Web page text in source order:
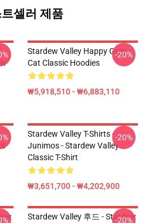
셀러 제품
Stardew Valley Happy Grey
Cat Classic Hoodies
₩5,918,510 - ₩6,883,110
-20%
Stardew Valley T-Shirts -
Junimos - Stardew Valley
Classic T-Shirt
₩3,651,700 - ₩4,202,900
-20%
Stardew Valley 후드 - Stardew
-20%